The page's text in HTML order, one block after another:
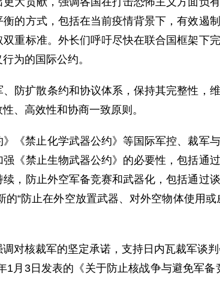
的方式，包括在当前疫情背景下，有效遏
重标准。外长们呼吁尽快在联合国框架下
为的国际公约。
防扩散条约和协议体系，保持其完整性，
、高效性和协商一致原则。
《禁止化学武器公约》等国际军控、裁军
《禁止生物武器公约》的必要性，包括通
，防止外空军备竞赛和武器化，包括通过
“防止在外空放置武器、对外空物体使用
对核裁军的坚定承诺，支持日内瓦裁军谈
月3日发表的《关于防止核战争与避免军